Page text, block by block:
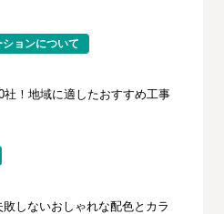
ョンについて
！地域に適したおすすめ工事
しないおしゃれな配色とカラ